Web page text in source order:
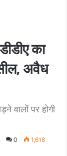
का
अवैध
वालों पर होगी
0 1,618